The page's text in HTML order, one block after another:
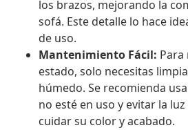
los brazos, mejorando la
sofá. Este detalle lo hace
de uso.
Mantenimiento Fácil:
estado, solo necesitas
húmedo. Se recomienda
no esté en uso y evitar la
cuidar su color y acabado.